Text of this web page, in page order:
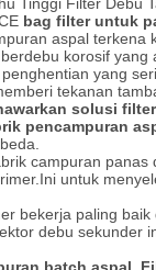
Tinggi Filter Debu
bag filter untuk
aspal terkena
korosif yang
yang
tekanan
solusi
pencampuran
campuran panas
untuk
bekerja paling
debu sekunder